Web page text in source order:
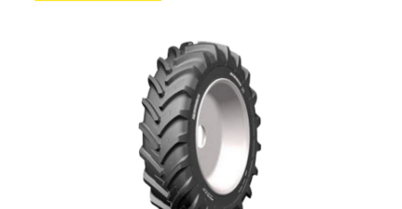
Bildergalerie überspringen